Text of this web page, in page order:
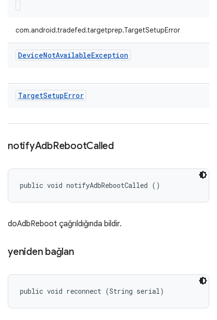
com.android.tradefed.targetprep.TargetSetupError
DeviceNotAvailableException
TargetSetupError
notifyAdbRebootCalled
public void notifyAdbRebootCalled ()
doAdbReboot çağrıldığında bildir.
yeniden bağlan
public void reconnect (String serial)